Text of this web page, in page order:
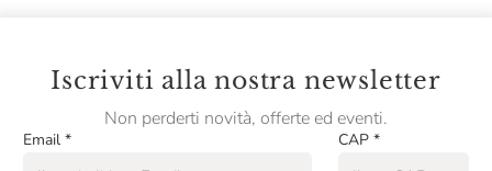
Iscriviti alla nostra newsletter
Non perderti novità, offerte ed eventi.
Email * CAP *